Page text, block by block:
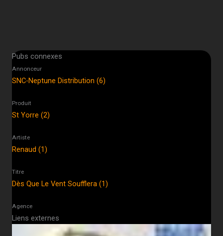
Pubs connexes
Annonceur
SNC-Neptune Distribution (6)
Produit
St Yorre (2)
Artiste
Renaud (1)
Titre
Dès Que Le Vent Soufflera (1)
Agence
Liens externes